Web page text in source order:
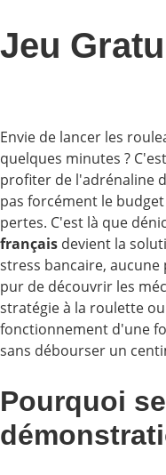
Jeu
Envie de lancer les
quelques minutes ?
profiter de l'adrénaline
pas forcément le
pertes. C'est là que
français devient la
stress bancaire,
pur de découvrir les
stratégie à la roulette
fonctionnement d'une
sans débourser un
Pourquoi